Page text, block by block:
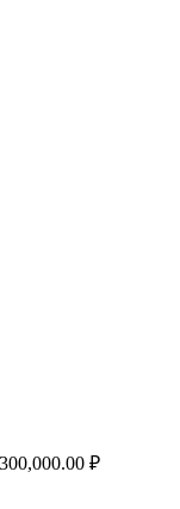
300,000.00₽